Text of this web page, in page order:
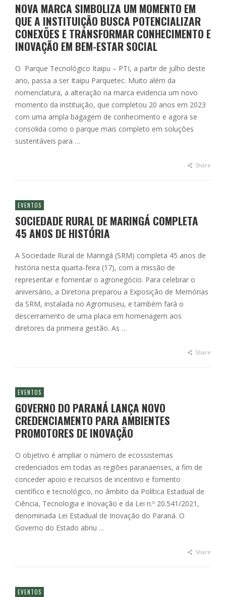
NOVA MARCA SIMBOLIZA UM MOMENTO EM
QUE A INSTITUIÇÃO BUSCA POTENCIALIZAR
CONEXÕES E TRANSFORMAR CONHECIMENTO E
INOVAÇÃO EM BEM-ESTAR SOCIAL
O Parque Tecnológico Itaipu – PTI, a partir de julho deste
ano, passa a ser Itaipu Parquetec. Muito além da
nomenclatura, a alteração na marca evidencia um novo
momento da instituição, que completou 20 anos em 2023
com uma ampla bagagem de conhecimento e agora se
consolida como o parque mais completo em soluções
sustentáveis para …
Share
EVENTOS
SOCIEDADE RURAL DE MARINGÁ COMPLETA
45 ANOS DE HISTÓRIA
A Sociedade Rural de Maringá (SRM) completa 45 anos de
história nesta quarta-feira (17), com a missão de
representar e fomentar o agronegócio. Para celebrar o
aniversário, a Diretoria preparou a Exposição de Memórias
da SRM, instalada no Agromuseu, e também fará o
descerramento de uma placa em homenagem aos
diretores da primeira gestão. As …
Share
EVENTOS
GOVERNO DO PARANÁ LANÇA NOVO
CREDENCIAMENTO PARA AMBIENTES
PROMOTORES DE INOVAÇÃO
O objetivo é ampliar o número de ecossistemas
credenciados em todas as regiões paranaenses, a fim de
conceder apoio e recursos de incentivo e fomento
científico e tecnológico, no âmbito da Política Estadual de
Ciência, Tecnologia e Inovação e da Lei n.º 20.541/2021,
denominada Lei Estadual de Inovação do Paraná. O
Governo do Estado abriu …
Share
EVENTOS